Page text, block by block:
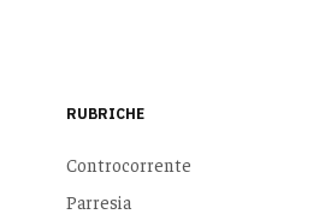
RUBRICHE
Controcorrente
Parresia